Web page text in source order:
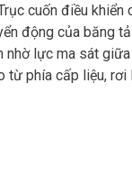
cuốn điều
động của băng
lực ma sát
phía cấp liệu,